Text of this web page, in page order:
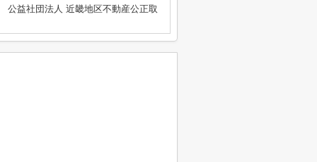
公益社団法人 近畿地区不動産公正取